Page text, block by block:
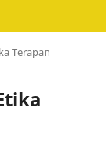
Terapan